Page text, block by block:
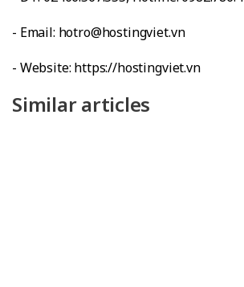
- Email: hotro@hostingviet.vn
- Website: https://hostingviet.vn
Similar articles